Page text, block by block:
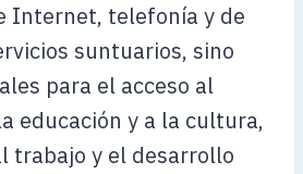
Internet, telefonía y de
suntuarios, sino
para el acceso al
educación y a la cultura,
trabajo y el desarrollo